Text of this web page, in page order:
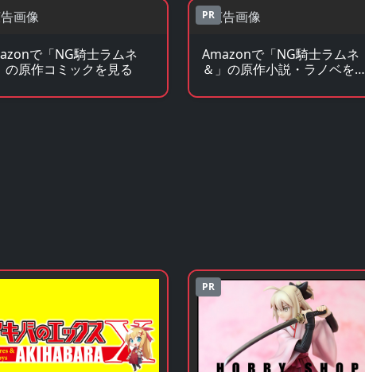
で「NG騎士ラムネ
の原作コミックを見る
PR
Amazonで「NG騎士ラムネ
＆」の原作小説・ラノベを見
PR